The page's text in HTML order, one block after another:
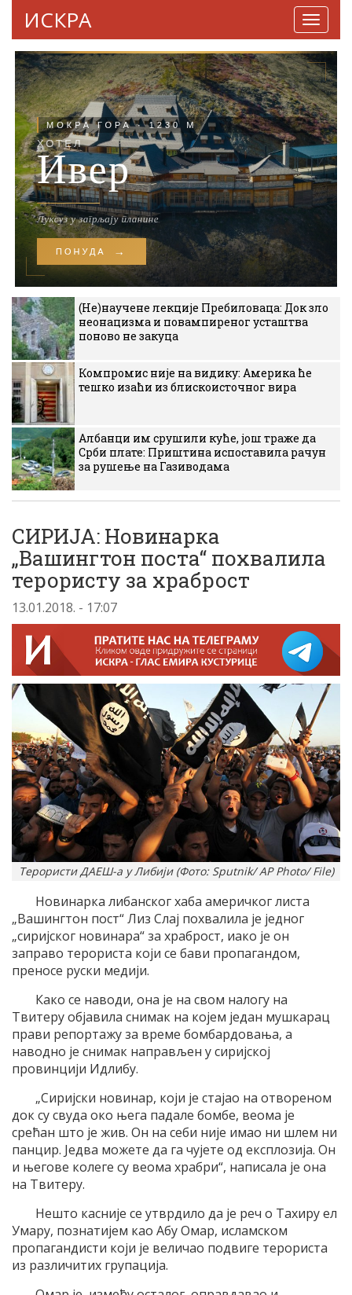
ИСКРА
(Не)научене лекције Пребиловаца: Док зло
неонацизма и повампиреног усташтва
поново не закуца
Компромис није на видику: Америка ће
тешко изаћи из блискоисточног вира
Албанци им срушили куће, још траже да
Срби плате: Приштина испоставила рачун
за рушење на Газиводама
СИРИЈА: Новинарка
„Вашингтон постa“ похвалила
терористу за храброст
13.01.2018. - 17:07
Терористи ДАЕШ-а у Либији (Фото: Sputnik/ AP Photo/ File)
Новинарка либанског хаба америчког листа
„Вашингтон пост“ Лиз Слај похвалила је једног
„сиријског новинара“ за храброст, иако је он
заправо терориста који се бави пропагандом,
преносе руски медији.
Како се наводи, она је на свом налогу на
Твитеру објавила снимак на којем један мушкарац
прави репортажу за време бомбардовања, а
наводно је снимак направљен у сиријској
провинцији Идлибу.
„Сиријски новинар, који је стајао на отвореном
док су свуда око њега падале бомбе, веома је
срећан што је жив. Он на себи није имао ни шлем ни
панцир. Једва можете да га чујете од експлозија. Он
и његове колеге су веома храбри“, написала је она
на Твитеру.
Нешто касније се утврдило да је реч о Тахиру ел
Умару, познатијем као Абу Омар, исламском
пропагандисти који је величао подвиге терориста
из различитих групација.